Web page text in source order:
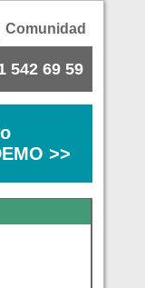
Comunidad
542 69 59
>>